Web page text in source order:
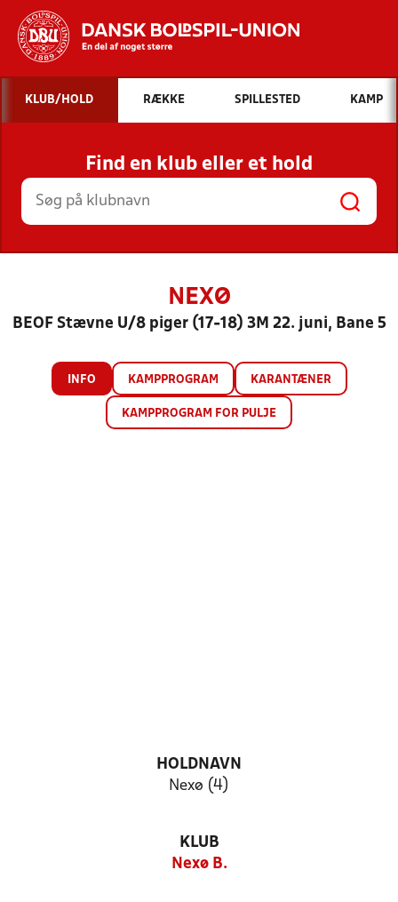
Hvad vil du søge efter?
INDHOLD OG NYHEDER
STILLINGER, RESULTATER, KLUBBER OG
HOLD
KLUB/HOLD RÆKKE SPILLESTED KAMP
Find en klub eller et hold
NEXØ
BEOF Stævne U/8 piger (17-18) 3M 22. juni, Bane 5
INFO KAMPPROGRAM KARANTÆNER
KAMPPROGRAM FOR PULJE
HOLDNAVN
Nexø (4)
KLUB
Nexø B.